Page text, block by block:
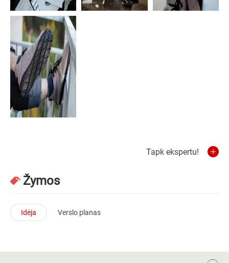
Tapk ekspertu!
Žymos
Idėja Verslo planas